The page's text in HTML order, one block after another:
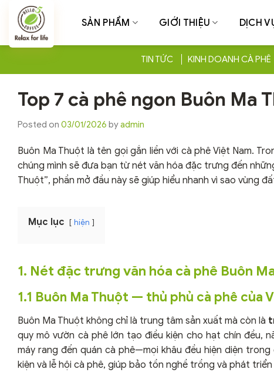
Chuyển
dung
SẢN PHẨM GIỚI THIỆU DỊCH
TIN TỨC KINH DOANH CÀ PHÊ
Top 7 cà phê ngon Buôn Ma
Posted on 03/01/2026 byadmin
Buôn Ma Thuột là tên gọi gắn liền với cà phê Việt Nam.
chúng mình sẽ đưa bạn từ nét văn hóa đặc trưng đến
Thuột”, phần mở đầu này sẽ giúp hiểu nhanh vì sao vùng
Mục lục hiện
1. Nét đặc trưng văn hóa cà phê Buôn
1.1 Buôn Ma Thuột — thủ phủ cà phê của
Buôn Ma Thuột không chỉ là trung tâm sản xuất mà còn là
quy mô vườn cà phê lớn tạo điều kiện cho hạt chín đều,
máy rang đến quán cà phê—mọi khâu đều hiện diện
kiện và lễ hội cà phê, giúp bảo tồn nghề trồng và phát